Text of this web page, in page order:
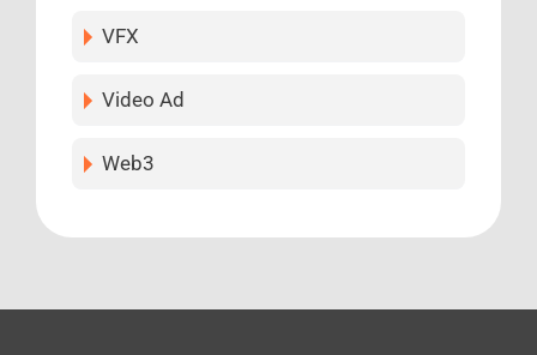
VFX
Video Ad
Web3